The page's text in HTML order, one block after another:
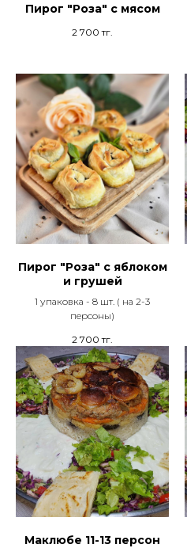
Пирог "Роза" с мясом
2 700 тг.
Пирог "Роза" с яблоком
и грушей
1 упаковка - 8 шт. ( на 2-3
персоны)
2 700 тг.
Маклюбе 11-13 персон